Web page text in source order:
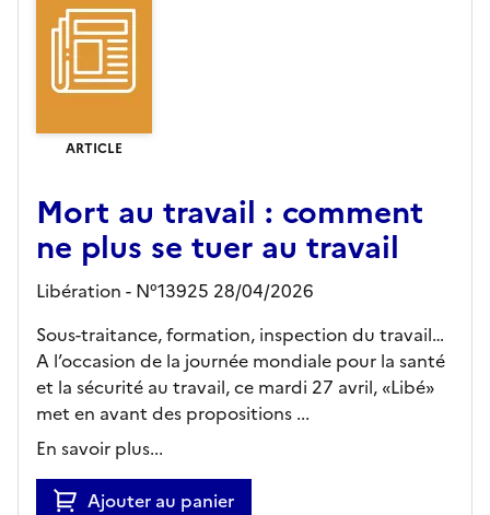
ARTICLE
Mort au travail : comment
ne plus se tuer au travail
Libération - N°13925 28/04/2026
Sous-traitance, formation, inspection du travail…
A l’occasion de la journée mondiale pour la santé
et la sécurité au travail, ce mardi 27 avril, «Libé»
met en avant des propositions ...
En savoir plus...
Ajouter au panier